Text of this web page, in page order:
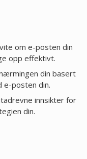
om e-posten din
opp effektivt.
din basert
e-posten din.
innsikter for
din.